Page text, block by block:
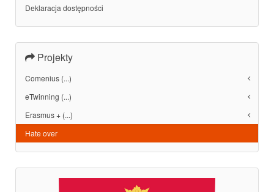
Deklaracja dostępności
Projekty
Comenius (...)
eTwinning (...)
Erasmus + (...)
Hate over